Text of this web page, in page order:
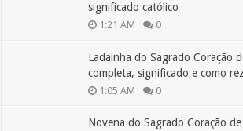
significado católico
1:21 AM 0
Ladainha do Sagrado Coração
completa, significado e como
1:05 AM 0
Novena do Sagrado Coração